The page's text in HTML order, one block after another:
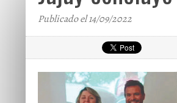
Publicado el 14/09/2022